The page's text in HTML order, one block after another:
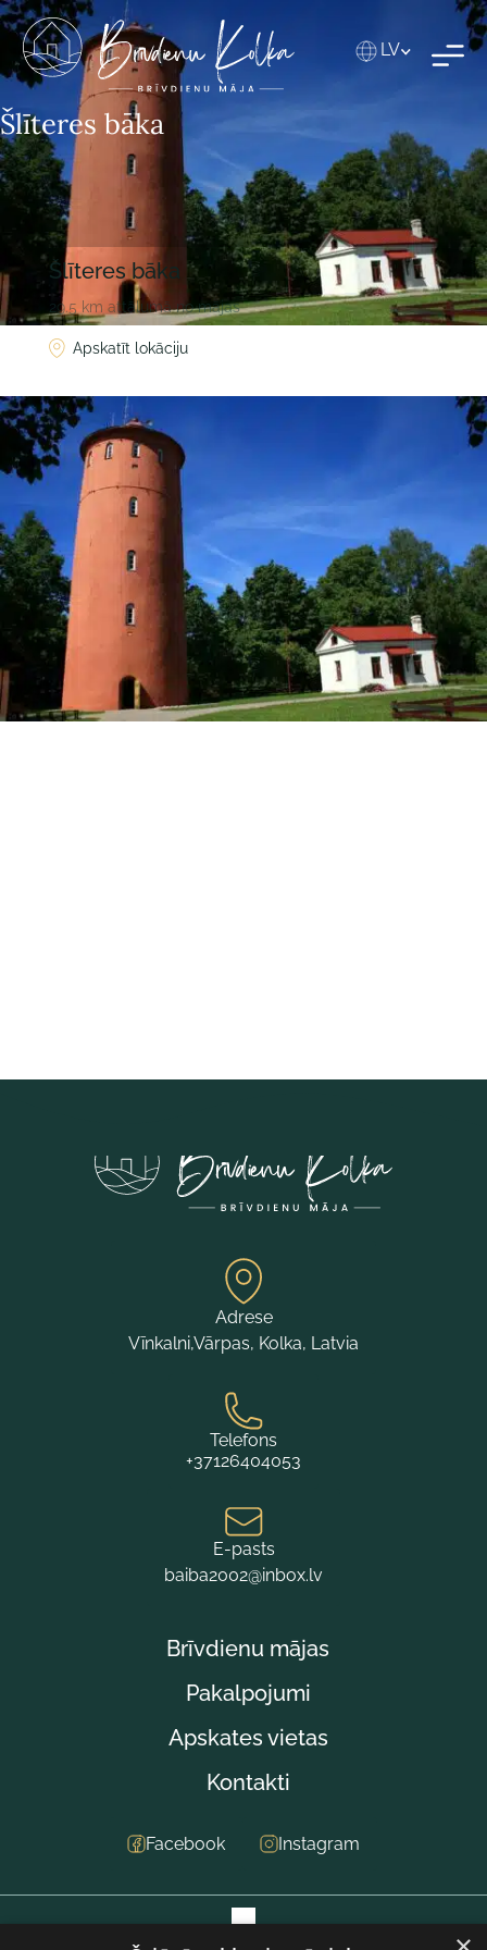
LV
Šlīteres bāka
Šlīteres bāka
29.5 km attālumā no mājas
Apskatīt lokāciju
Adrese
Vīnkalni,Vārpas, Kolka, Latvia
Telefons
+37126404053
E-pasts
baiba2002@inbox.lv
Brīvdienu mājas
Pakalpojumi
Apskates vietas
Kontakti
Facebook Instagram